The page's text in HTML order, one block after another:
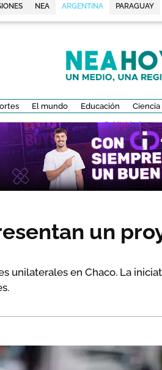
NEA ARGENTINA PARAGUAY
El mundo Educación Ciencia
- Publicidad -
un
unilaterales en Chaco. La